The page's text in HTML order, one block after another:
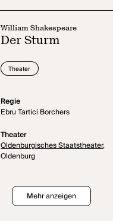
William Shakespeare
Der Sturm
Theater
Regie
Ebru Tartici Borchers
Theater
Oldenburgisches Staatstheater,
Oldenburg
Mehr anzeigen